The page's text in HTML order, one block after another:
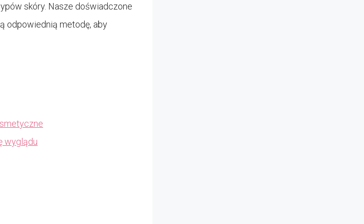
skóry. Nasze doświadczone
odpowiednią metodę, aby
wyglądu